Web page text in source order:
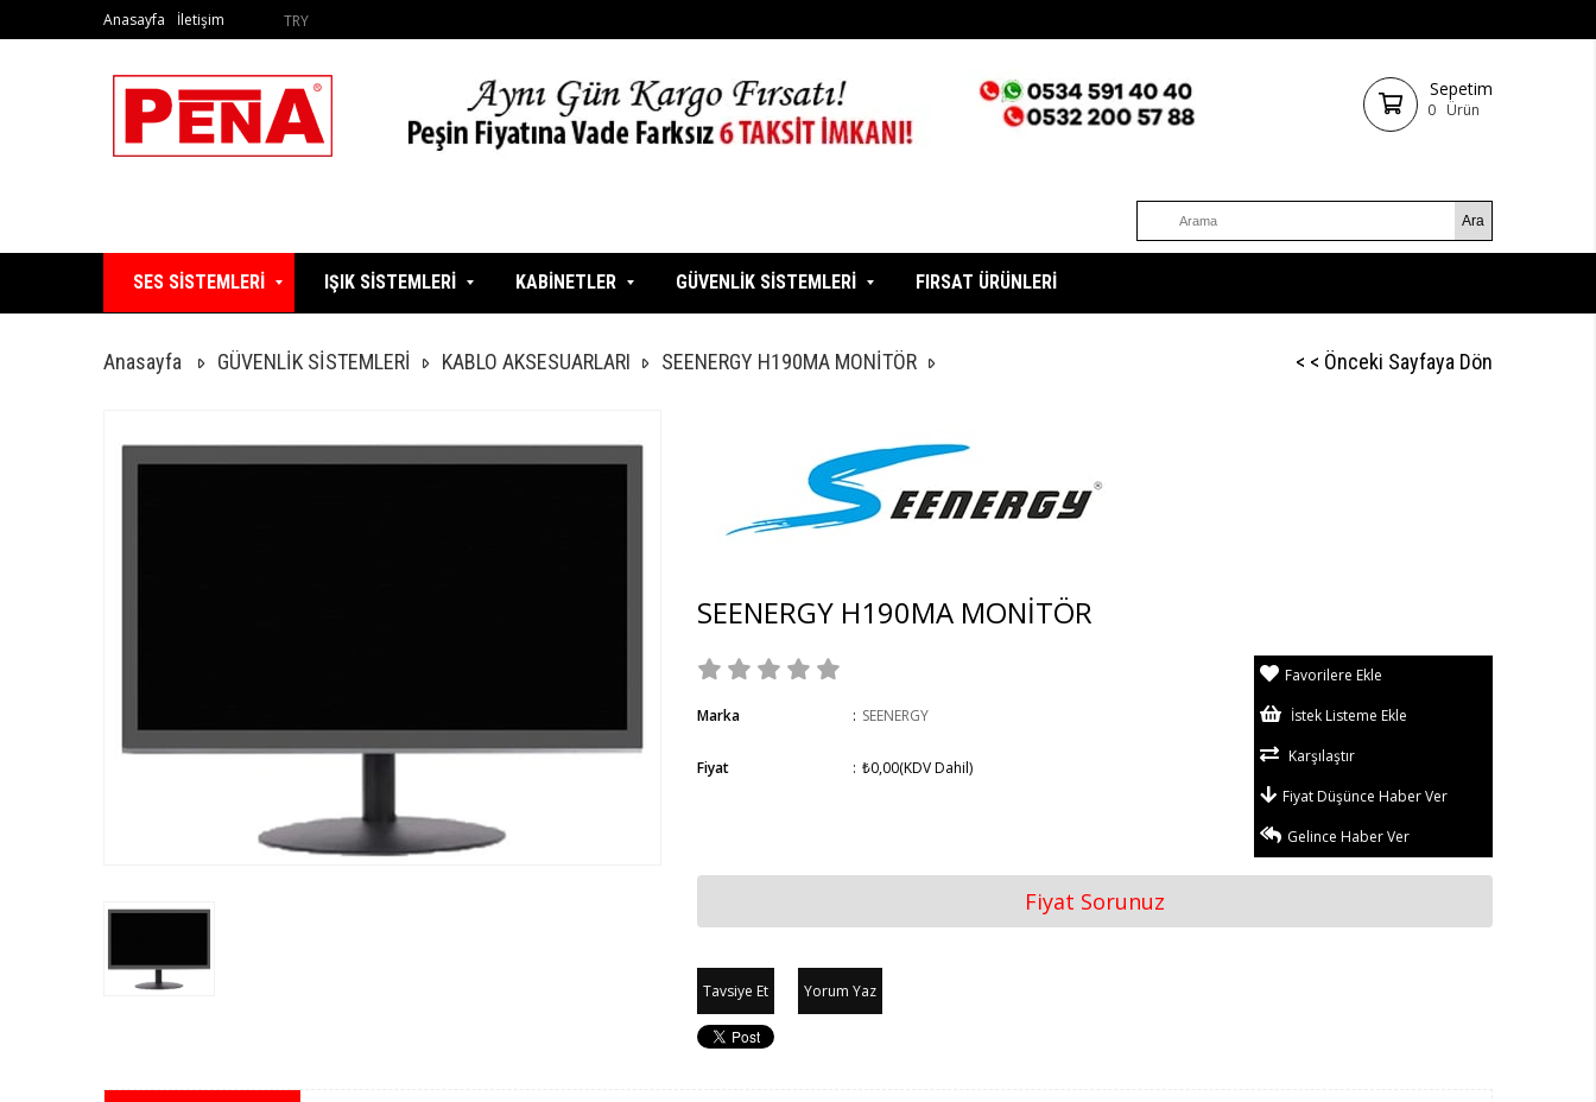
TRY
Anasayfa İletişim
Sepetim
0 Ürün
SES SİSTEMLERİ IŞIK SİSTEMLERİ KABİNETLER GÜVENLİK SİSTEMLERİ FIRSAT ÜRÜNLERİ
Anasayfa GÜVENLİK SİSTEMLERİ KABLO AKSESUARLARI SEENERGY H190MA MONİTÖR < < Önceki Sayfaya Dön
SEENERGY H190MA MONİTÖR
Marka : SEENERGY
Fiyat : ₺0,00(KDV Dahil)
Favorilere Ekle
İstek Listeme Ekle
Karşılaştır
Fiyat Düşünce Haber Ver
Gelince Haber Ver
Fiyat Sorunuz
Tavsiye Et Yorum Yaz